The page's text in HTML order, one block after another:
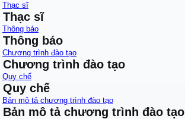
Thạc sĩ
Thạc sĩ
Thông báo
Thông báo
Chương trình đào tạo
Chương trình đào tạo
Quy chế
Quy chế
Bản mô tả chương trình đào tạo
Bản mô tả chương trình đào tạo